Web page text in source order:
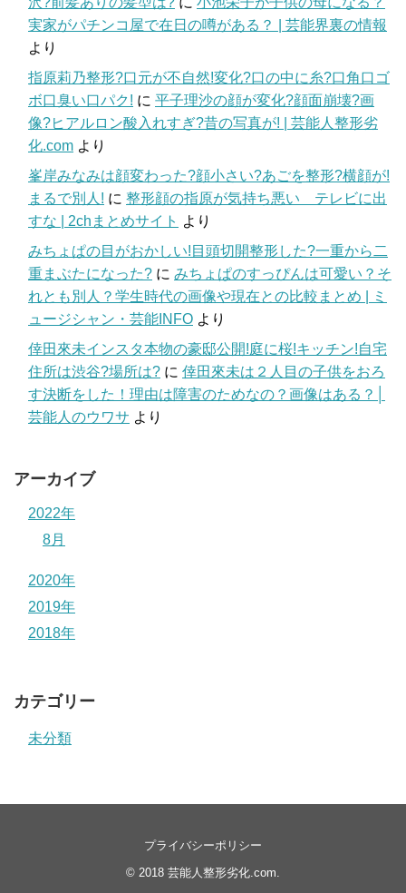
実家がパチンコ屋で在日の噂がある？ | 芸能界裏の情報
より
指原莉乃整形?口元が不自然!変化?口の中に糸?口角口ゴ
ボ口臭い口パク! に 平子理沙の顔が変化?顔面崩壊?画
像?ヒアルロン酸入れすぎ?昔の写真が! | 芸能人整形劣
化.com より
峯岸みなみは顔変わった?顔小さい?あごを整形?横顔が!
まるで別人! に 整形顔の指原が気持ち悪い テレビに出
すな | 2chまとめサイト より
みちょぱの目がおかしい!目頭切開整形した?一重から二
重まぶたになった? に みちょぱのすっぴんは可愛い？そ
れとも別人？学生時代の画像や現在との比較まとめ | ミ
ュージシャン・芸能INFO より
倖田來未インスタ本物の豪邸公開!庭に桜!キッチン!自宅
住所は渋谷?場所は? に 倖田來未は２人目の子供をおろ
す決断をした！理由は障害のためなの？画像はある？│
芸能人のウワサ より
アーカイブ
2022年
8月
2020年
2019年
2018年
カテゴリー
未分類
プライバシーポリシー
© 2018 芸能人整形劣化.com